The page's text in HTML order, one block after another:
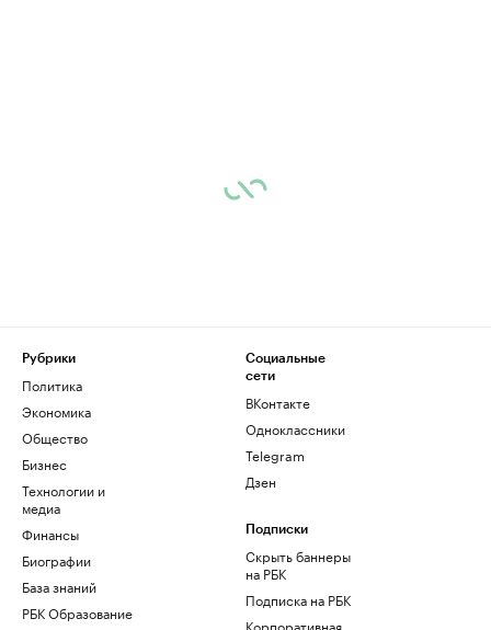
Рубрики
Политика
Экономика
Общество
Бизнес
Технологии и
медиа
Финансы
Биографии
База знаний
РБК Образование
Социальные
сети
ВКонтакте
Одноклассники
Telegram
Дзен
Подписки
Скрыть баннеры
на РБК
Подписка на РБК
Корпоративная